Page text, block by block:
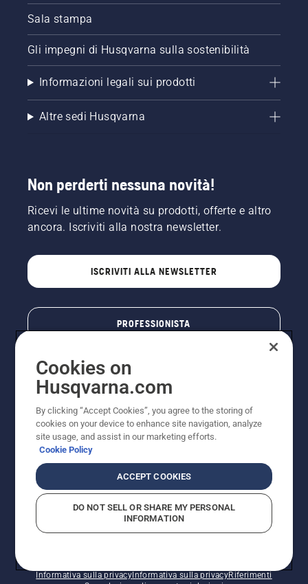
Sala stampa
Gli impegni di Husqvarna sulla sostenibilità
Informazioni legali sui prodotti
Altre sedi Husqvarna
Non perderti nessuna novità!
Ricevi le ultime novità su prodotti, offerte e altro
ancora. Iscriviti alla nostra newsletter.
ISCRIVITI ALLA NEWSLETTER
PROFESSIONISTA
© Husqvarna AB (publ). Tutti i diritti riservati. I prezzi
pubblicati si intendono raccomandati e arrotondati, non
impegnativi, comprensivi di I.V.A. vigente. FERCAD SpA
- Via Retrone, 49 - 36077 Altavilla Vic. (VI) - Capitale
Sociale € 2.000.000 int. vers. P.I. e C.F. 01252490246 -
Informativa sulla privacy Informativa sulla privacyRiferimenti
Cookies on
Husqvarna.com
By clicking “Accept Cookies”, you agree to the storing of
cookies on your device to enhance site navigation, analyze
site usage, and assist in our marketing efforts.
Cookie Policy
ACCEPT COOKIES
DO NOT SELL OR SHARE MY PERSONAL
INFORMATION